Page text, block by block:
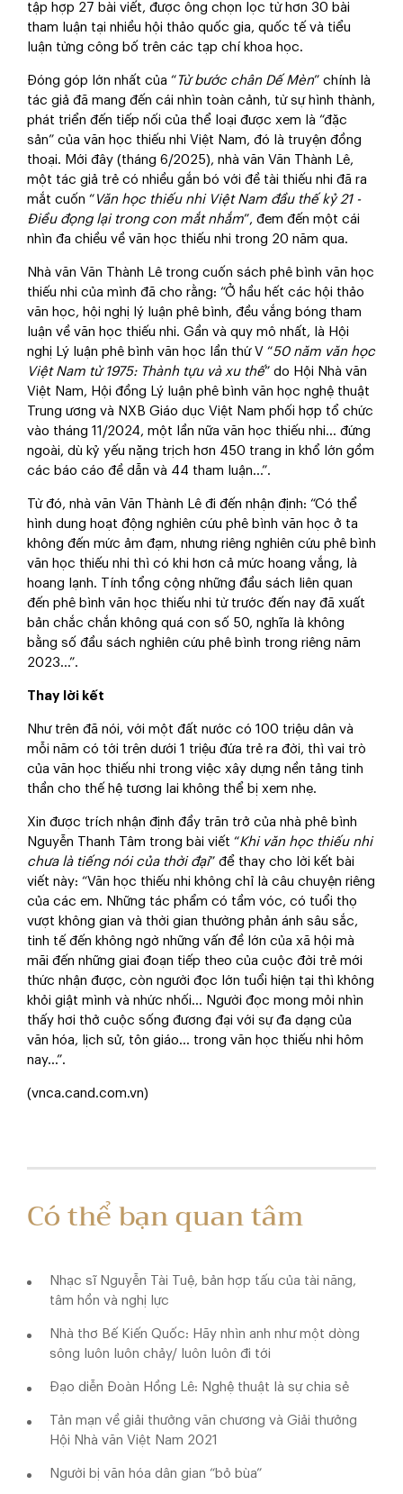
tập hợp 27 bài viết, được ông chọn lọc từ hơn 30 bài
tham luận tại nhiều hội thảo quốc gia, quốc tế và tiểu
luận từng công bố trên các tạp chí khoa học.
Đóng góp lớn nhất của “ Từ bước chân Dế Mèn” chính là
tác giả đã mang đến cái nhìn toàn cảnh, từ sự hình thành,
phát triển đến tiếp nối của thể loại được xem là “đặc
sản” của văn học thiếu nhi Việt Nam, đó là truyện đồng
thoại. Mới đây (tháng 6/2025), nhà văn Văn Thành Lê,
một tác giả trẻ có nhiều gắn bó với đề tài thiếu nhi đã ra
mắt cuốn “ Văn học thiếu nhi Việt Nam đầu thế kỷ 21 -
Điều đọng lại trong con mắt nhắm”, đem đến một cái
nhìn đa chiều về văn học thiếu nhi trong 20 năm qua.
Nhà văn Văn Thành Lê trong cuốn sách phê bình văn học
thiếu nhi của mình đã cho rằng: “Ở hầu hết các hội thảo
văn học, hội nghị lý luận phê bình, đều vắng bóng tham
luận về văn học thiếu nhi. Gần và quy mô nhất, là Hội
nghị Lý luận phê bình văn học lần thứ V “50 năm văn học
Việt Nam từ 1975: Thành tựu và xu thế” do Hội Nhà văn
Việt Nam, Hội đồng Lý luận phê bình văn học nghệ thuật
Trung ương và NXB Giáo dục Việt Nam phối hợp tổ chức
vào tháng 11/2024, một lần nữa văn học thiếu nhi... đứng
ngoài, dù kỷ yếu nặng trịch hơn 450 trang in khổ lớn gồm
các báo cáo đề dẫn và 44 tham luận...”.
Từ đó, nhà văn Văn Thành Lê đi đến nhận định: “Có thể
hình dung hoạt động nghiên cứu phê bình văn học ở ta
không đến mức ảm đạm, nhưng riêng nghiên cứu phê bình
văn học thiếu nhi thì có khi hơn cả mức hoang vắng, là
hoang lạnh. Tính tổng cộng những đầu sách liên quan
đến phê bình văn học thiếu nhi từ trước đến nay đã xuất
bản chắc chắn không quá con số 50, nghĩa là không
bằng số đầu sách nghiên cứu phê bình trong riêng năm
2023...”.
Thay lời kết
Như trên đã nói, với một đất nước có 100 triệu dân và
mỗi năm có tới trên dưới 1 triệu đứa trẻ ra đời, thì vai trò
của văn học thiếu nhi trong việc xây dựng nền tảng tinh
thần cho thế hệ tương lai không thể bị xem nhẹ.
Xin được trích nhận định đầy trăn trở của nhà phê bình
Nguyễn Thanh Tâm trong bài viết “Khi văn học thiếu nhi
chưa là tiếng nói của thời đại” để thay cho lời kết bài
viết này: “Văn học thiếu nhi không chỉ là câu chuyện riêng
của các em. Những tác phẩm có tầm vóc, có tuổi thọ
vượt không gian và thời gian thường phản ánh sâu sắc,
tinh tế đến không ngờ những vấn đề lớn của xã hội mà
mãi đến những giai đoạn tiếp theo của cuộc đời trẻ mới
thức nhận được, còn người đọc lớn tuổi hiện tại thì không
khỏi giật mình và nhức nhối... Người đọc mong mỏi nhìn
thấy hơi thở cuộc sống đương đại với sự đa dạng của
văn hóa, lịch sử, tôn giáo... trong văn học thiếu nhi hôm
nay...”.
(vnca.cand.com.vn)
Có thể bạn quan tâm
Nhạc sĩ Nguyễn Tài Tuệ, bản hợp tấu của tài năng,
tâm hồn và nghị lực
Nhà thơ Bế Kiến Quốc: Hãy nhìn anh như một dòng
sông luôn luôn chảy/ luôn luôn đi tới
Đạo diễn Đoàn Hồng Lê: Nghệ thuật là sự chia sẻ
Tản mạn về giải thưởng văn chương và Giải thưởng
Hội Nhà văn Việt Nam 2021
Người bị văn hóa dân gian “bỏ bùa”